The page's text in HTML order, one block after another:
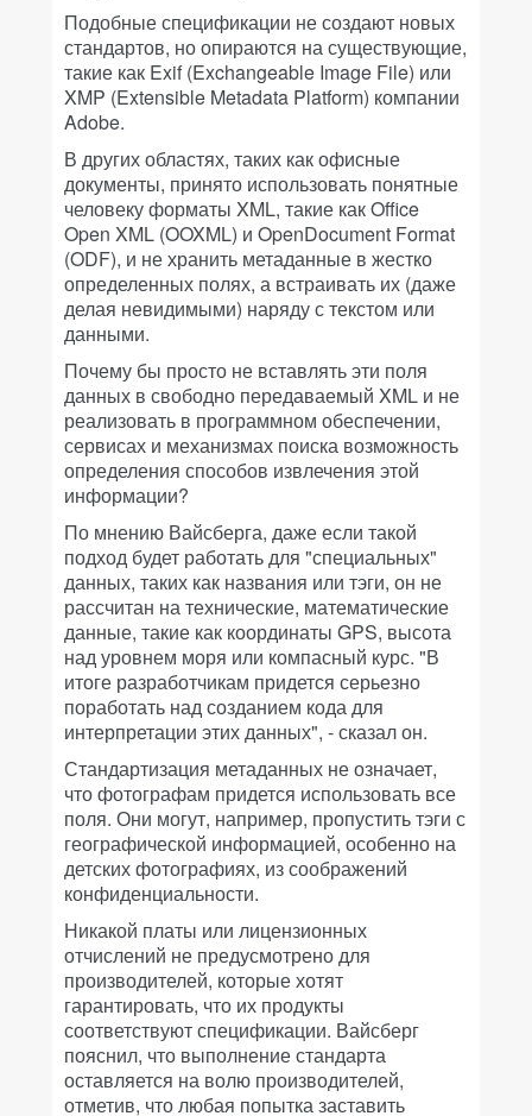
Подобные спецификации не создают новых
стандартов, но опираются на существующие,
такие как Exif (Exchangeable Image File) или
XMP (Extensible Metadata Platform) компании
Adobe.
В других областях, таких как офисные
документы, принято использовать понятные
человеку форматы XML, такие как Office
Open XML (OOXML) и OpenDocument Format
(ODF), и не хранить метаданные в жестко
определенных полях, а встраивать их (даже
делая невидимыми) наряду с текстом или
данными.
Почему бы просто не вставлять эти поля
данных в свободно передаваемый XML и не
реализовать в программном обеспечении,
сервисах и механизмах поиска возможность
определения способов извлечения этой
информации?
По мнению Вайсберга, даже если такой
подход будет работать для "специальных"
данных, таких как названия или тэги, он не
рассчитан на технические, математические
данные, такие как координаты GPS, высота
над уровнем моря или компасный курс. "В
итоге разработчикам придется серьезно
поработать над созданием кода для
интерпретации этих данных", - сказал он.
Стандартизация метаданных не означает,
что фотографам придется использовать все
поля. Они могут, например, пропустить тэги с
географической информацией, особенно на
детских фотографиях, из соображений
конфиденциальности.
Никакой платы или лицензионных
отчислений не предусмотрено для
производителей, которые хотят
гарантировать, что их продукты
соответствуют спецификации. Вайсберг
пояснил, что выполнение стандарта
оставляется на волю производителей,
отметив, что любая попытка заставить